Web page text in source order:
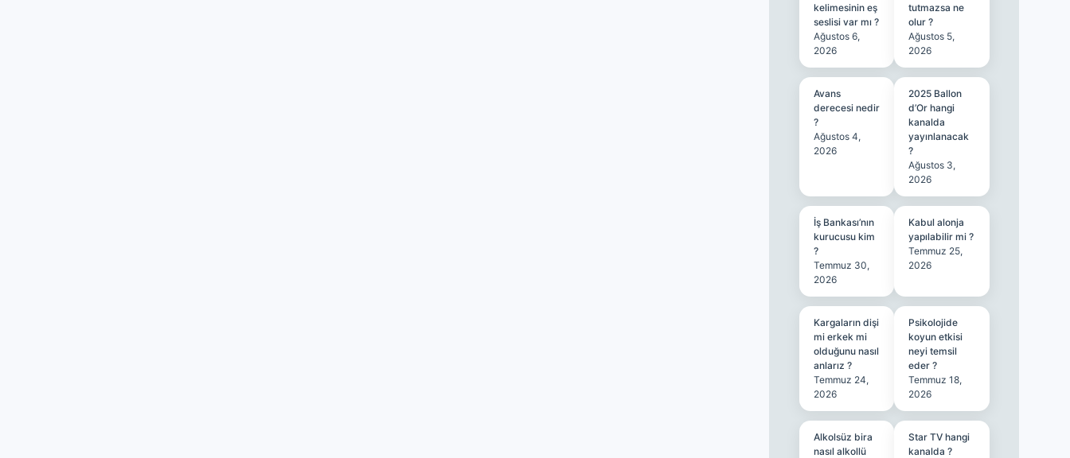
kelimesinin eş
seslisi var mı ?
Ağustos 6,
2026
tutmazsa ne
olur ?
Ağustos 5,
2026
Avans
derecesi nedir
?
Ağustos 4,
2026
2025 Ballon
d’Or hangi
kanalda
yayınlanacak
?
Ağustos 3,
2026
İş Bankası’nın
kurucusu kim
?
Temmuz 30,
2026
Kabul alonja
yapılabilir mi ?
Temmuz 25,
2026
Kargaların dişi
mi erkek mi
olduğunu nasıl
anlarız ?
Temmuz 24,
2026
Psikolojide
koyun etkisi
neyi temsil
eder ?
Temmuz 18,
2026
Alkolsüz bira
nasıl alkollü
Star TV hangi
kanalda ?